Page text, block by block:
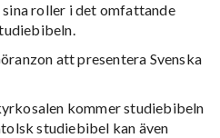
roller i det omfattande
att presentera Svenska
kommer studiebibeln
studiebibel kan även